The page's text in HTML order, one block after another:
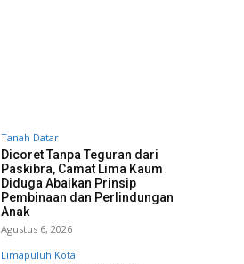
Tanah Datar
Dicoret Tanpa Teguran dari
Paskibra, Camat Lima Kaum
Diduga Abaikan Prinsip
Pembinaan dan Perlindungan
Anak
Agustus 6, 2026
Limapuluh Kota